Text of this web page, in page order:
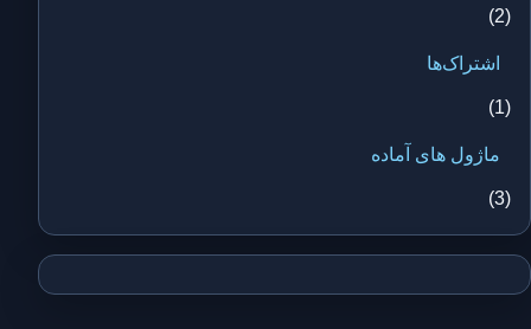
(2)
اشتراک‌ها
(1)
ماژول های آماده
(3)